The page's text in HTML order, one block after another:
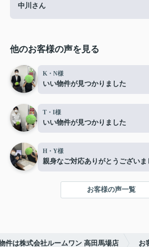
中川さん
他のお客様の声を見る
K・N様
いい物件が見つかりました
T・I様
いい物件が見つかりました
H・Y様
親身なご対応ありがとうございま
お客様の声一覧
件は株式会社ルームワン 高田馬場店 お